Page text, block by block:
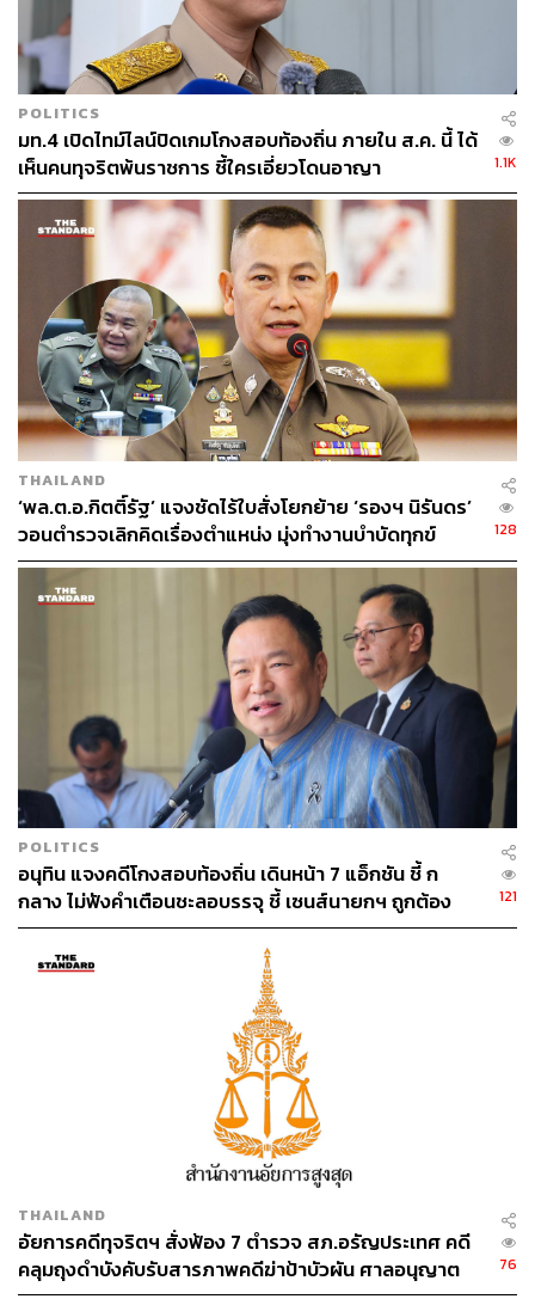
POLITICS
มท.4 เปิดไทม์ไลน์ปิดเกมโกงสอบท้องถิ่น ภายใน ส.ค. นี้ ได้
เห็นคนทุจริตพ้นราชการ ชี้ใครเอี่ยวโดนอาญา
1.1K
THAILAND
‘พล.ต.อ.กิตติ์รัฐ’ แจงชัดไร้ใบสั่งโยกย้าย ‘รองฯ นิรันดร’
วอนตำรวจเลิกคิดเรื่องตำแหน่ง มุ่งทำงานบำบัดทุกข์
บำรุงสุข
128
POLITICS
อนุทิน แจงคดีโกงสอบท้องถิ่น เดินหน้า 7 แอ็กชัน ชี้ ก
กลาง ไม่ฟังคำเตือนชะลอบรรจุ ชี้ เซนส์นายกฯ ถูกต้อง
121
THAILAND
อัยการคดีทุจริตฯ สั่งฟ้อง 7 ตำรวจ สภ.อรัญประเทศ คดี
คลุมถุงดำบังคับรับสารภาพคดีฆ่าป้าบัวผัน ศาลอนุญาต
76